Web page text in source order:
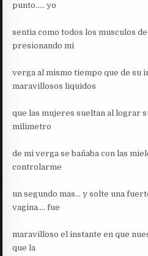
punto….. yo
sentia como todos los musculos
presionando mi
verga al mismo tiempo que de su
maravillosos liquidos
que las mujeres sueltan al lograr
milimetro
de mi verga se bañaba con las
controlarme
un segundo mas… y solte una
vagina…. fue
maravilloso el instante en que
que la